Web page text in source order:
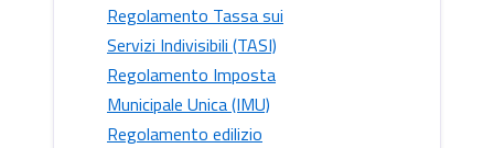
Regolamento Tassa sui
Servizi Indivisibili (TASI)
Regolamento Imposta
Municipale Unica (IMU)
Regolamento edilizio